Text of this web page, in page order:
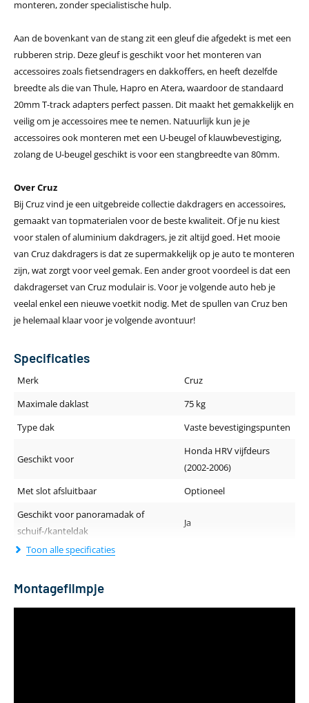
monteren, zonder specialistische hulp.
Aan de bovenkant van de stang zit een gleuf die afgedekt is met een
rubberen strip. Deze gleuf is geschikt voor het monteren van
accessoires zoals fietsendragers en dakkoffers, en heeft dezelfde
breedte als die van Thule, Hapro en Atera, waardoor de standaard
20mm T-track adapters perfect passen. Dit maakt het gemakkelijk en
veilig om je accessoires mee te nemen. Natuurlijk kun je je
accessoires ook monteren met een U-beugel of klauwbevestiging,
zolang de U-beugel geschikt is voor een stangbreedte van 80mm.
Over Cruz
Bij Cruz vind je een uitgebreide collectie dakdragers en accessoires,
gemaakt van topmaterialen voor de beste kwaliteit. Of je nu kiest
voor stalen of aluminium dakdragers, je zit altijd goed. Het mooie
van Cruz dakdragers is dat ze supermakkelijk op je auto te monteren
zijn, wat zorgt voor veel gemak. Een ander groot voordeel is dat een
dakdragerset van Cruz modulair is. Voor je volgende auto heb je
veelal enkel een nieuwe voetkit nodig. Met de spullen van Cruz ben
je helemaal klaar voor je volgende avontuur!
Specificaties
Merk
Cruz
Maximale daklast
75 kg
Type dak
Vaste bevestigingspunten
Geschikt voor
Honda HRV vijfdeurs
(2002-2006)
Met slot afsluitbaar
Optioneel
Geschikt voor panoramadak of
schuif-/kanteldak
Ja
Geluidsniveau tijdens rijden
Toon alle specificaties
Montagefilmpje